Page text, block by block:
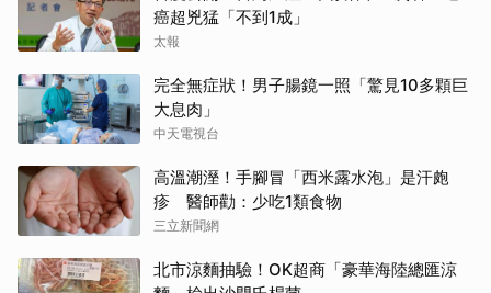
癌超兇猛「不到1成」
太報
完全無症狀！男子腸鏡一照「驚見10多顆巨
大息肉」
中天電視台
高溫潮溼！手腳冒「西米露水泡」是汗皰
疹 醫師勸：少吃1類食物
三立新聞網
北市涼麵抽驗！OK超商「豪華海陸總匯涼